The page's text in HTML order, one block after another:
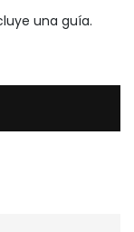
una guía.